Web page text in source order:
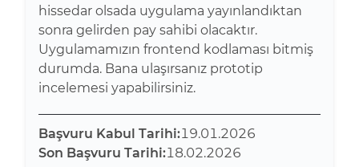
hissedar olsada uygulama yayınlandıktan
sonra gelirden pay sahibi olacaktır.
Uygulamamızın frontend kodlaması bitmiş
durumda. Bana ulaşırsanız prototip
incelemesi yapabilirsiniz.
Başvuru Kabul Tarihi:19.01.2026
Son Başvuru Tarihi:18.02.2026